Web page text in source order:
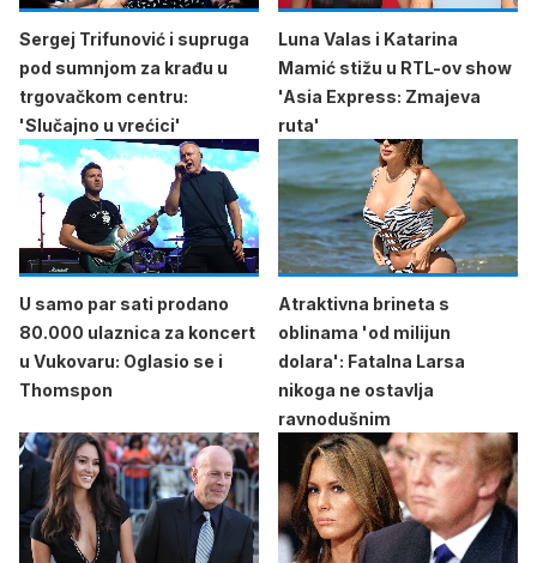
Sergej Trifunović i supruga
pod sumnjom za krađu u
trgovačkom centru:
'Slučajno u vrećici'
Luna Valas i Katarina
Mamić stižu u RTL-ov show
'Asia Express: Zmajeva
ruta'
U samo par sati prodano
80.000 ulaznica za koncert
u Vukovaru: Oglasio se i
Thomspon
Atraktivna brineta s
oblinama 'od milijun
dolara': Fatalna Larsa
nikoga ne ostavlja
ravnodušnim